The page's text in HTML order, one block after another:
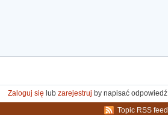
Zaloguj się lub zarejestruj by napisać odpowiedź
Topic RSS feed